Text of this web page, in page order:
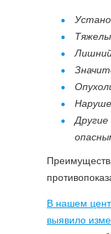
Другие
В нашем
выявило